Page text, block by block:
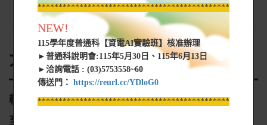
「中山海科營」活動
大學營隊資訊
轉知 國立中山大學海洋科學系預計114年6月30日
至7月3日舉辦「中山海科營」活動
*****************************************************
NEW!
115學年度普通科【資電AI實驗班】核准辦理
►普通科說明會:115年5月30日、115年6月13日
►洽詢電話 : (03)5753558~60
傳送門： https://reurl.cc/YDloG0
*****************************************************